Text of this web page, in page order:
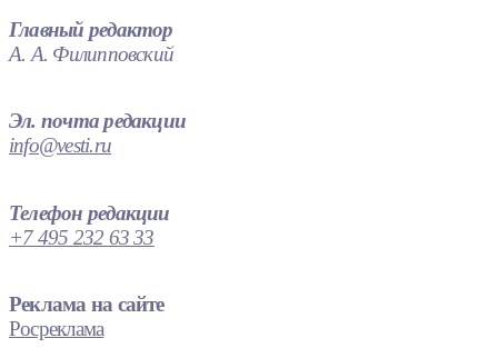
Главный редактор
А. А. Филипповский
Эл. почта редакции
info@vesti.ru
Телефон редакции
+7 495 232 63 33
Реклама на сайте
Росреклама